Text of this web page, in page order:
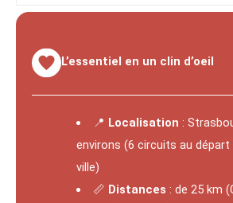
L’essentiel en un clin d’oeil
📍 Localisation :
environs (6 circuits au départ
ville)
📏 Distances : de 25 km